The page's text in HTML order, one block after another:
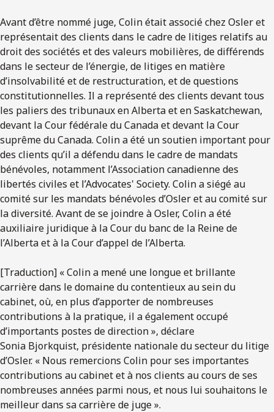
Avant d’être nommé juge, Colin était associé chez Osler et
représentait des clients dans le cadre de litiges relatifs au
droit des sociétés et des valeurs mobilières, de différends
dans le secteur de l’énergie, de litiges en matière
d’insolvabilité et de restructuration, et de questions
constitutionnelles. Il a représenté des clients devant tous
les paliers des tribunaux en Alberta et en Saskatchewan,
devant la Cour fédérale du Canada et devant la Cour
suprême du Canada. Colin a été un soutien important pour
des clients qu’il a défendu dans le cadre de mandats
bénévoles, notamment l’Association canadienne des
libertés civiles et l’Advocates' Society. Colin a siégé au
comité sur les mandats bénévoles d’Osler et au comité sur
la diversité. Avant de se joindre à Osler, Colin a été
auxiliaire juridique à la Cour du banc de la Reine de
l’Alberta et à la Cour d’appel de l’Alberta.
[Traduction] « Colin a mené une longue et brillante
carrière dans le domaine du contentieux au sein du
cabinet, où, en plus d’apporter de nombreuses
contributions à la pratique, il a également occupé
d’importants postes de direction », déclare
Sonia Bjorkquist, présidente nationale du secteur du litige
d’Osler. « Nous remercions Colin pour ses importantes
contributions au cabinet et à nos clients au cours de ses
nombreuses années parmi nous, et nous lui souhaitons le
meilleur dans sa carrière de juge ».